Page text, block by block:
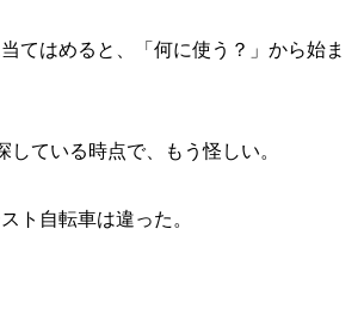
てはめると、「何に使う？」から始ま
している時点で、もう怪しい。
ト自転車は違った。